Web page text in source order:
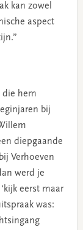
kan zowel
aspect
die hem
bij
diepgaande
Verhoeven
werd je
eerst maar
was: